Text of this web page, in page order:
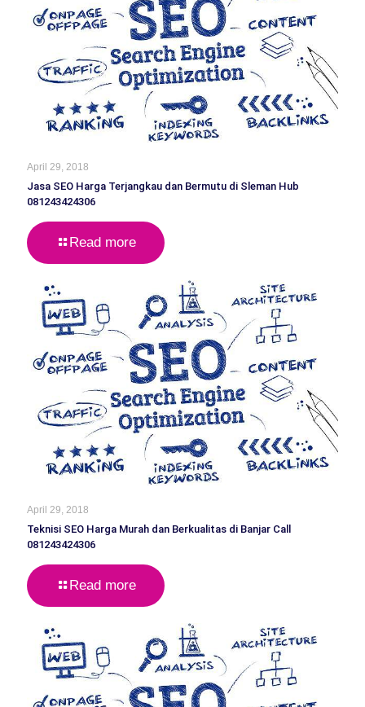
April 29, 2018
Jasa SEO Harga Terjangkau dan Bermutu di Sleman Hub
081243424306
Read more
April 29, 2018
Teknisi SEO Harga Murah dan Berkualitas di Banjar Call
081243424306
Read more